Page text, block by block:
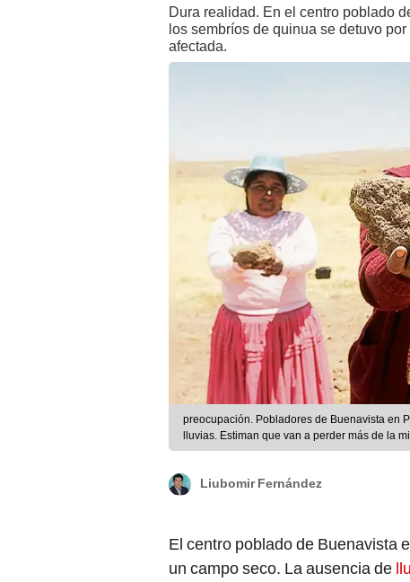
Dura realidad. En el centro poblado
los sembríos de quinua se detuvo
afectada.
preocupación. Pobladores de Buenavista en
lluvias. Estiman que van a perder más de la
Liubomir Fernández
El centro poblado de Buenavista
un campo seco. La ausencia de